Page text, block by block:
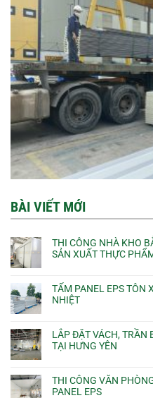
BÀI VIẾT MỚI
THI CÔNG NHÀ KHO
SẢN XUẤT THỰC
TẤM PANEL EPS TÔN
NHIỆT
LẮP ĐẶT VÁCH, TRẦN
TẠI HƯNG YÊN
THI CÔNG VĂN
PANEL EPS